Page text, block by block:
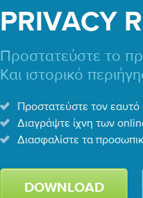
PRIVACY
Προστατεύστε το
Και ιστορικό
Προστατεύστε τον
Διαγράψτε ίχνη των
Διασφαλίστε τα
DOWNLOAD